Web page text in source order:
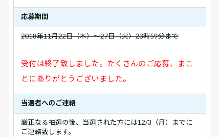
応募期間
2018年11月22日（木）～27日（火）23時59分まで
受付は終了致しました。たくさんのご応募、まこ
とにありがとうございました。
当選者へのご連絡
厳正なる抽選の後、当選された方には12/3（月）までに
ご連絡致します。